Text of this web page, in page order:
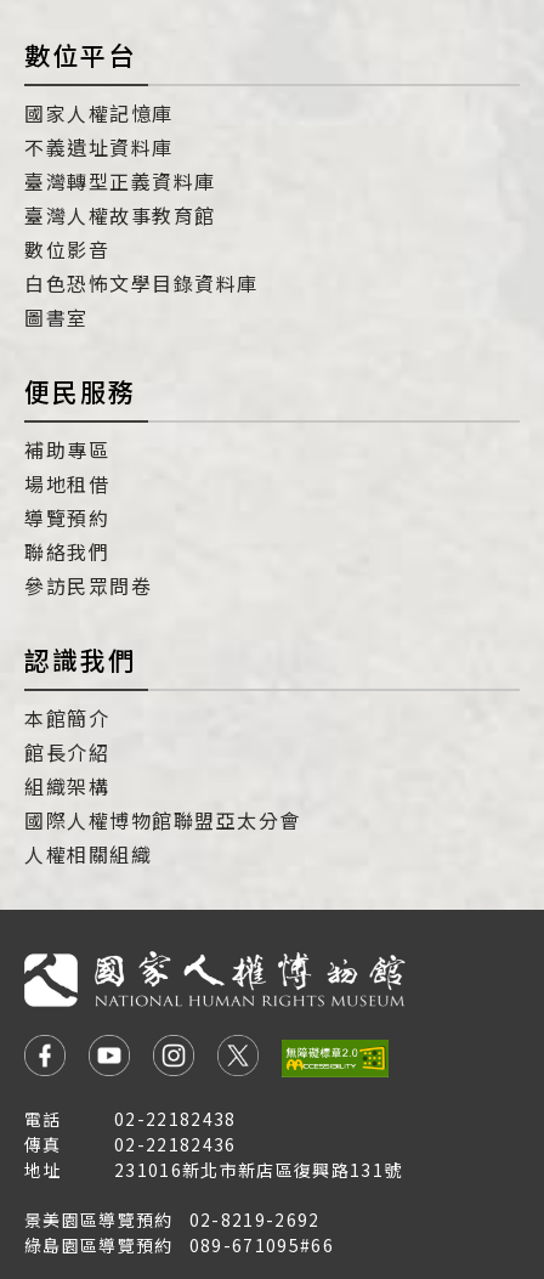
數位平台
國家人權記憶庫
不義遺址資料庫
臺灣轉型正義資料庫
臺灣人權故事教育館
數位影音
白色恐怖文學目錄資料庫
圖書室
便民服務
補助專區
場地租借
導覽預約
聯絡我們
參訪民眾問卷
認識我們
本館簡介
館長介紹
組織架構
國際人權博物館聯盟亞太分會
人權相關組織
電話
02-22182438
傳真
02-22182436
地址
231016新北市新店區復興路131號
景美園區導覽預約
02-8219-2692
綠島園區導覽預約
089-671095#66